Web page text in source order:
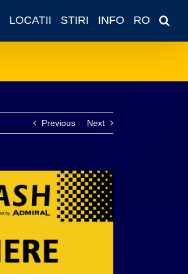
LOCATII STIRI INFO RO
Previous Next